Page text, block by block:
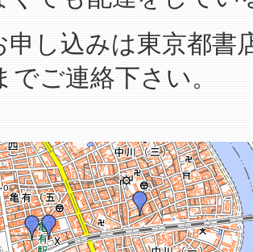
申し込みは東京都書
でご連絡下さい。